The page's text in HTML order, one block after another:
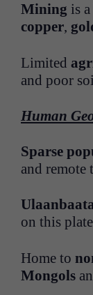
Mining is
copper,
Limited
and poor
Human
Sparse
and remote
on this
Home to
Mongols